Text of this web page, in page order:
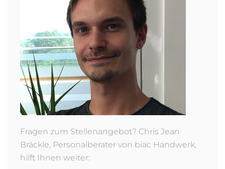
Fragen zum Stellenangebot? Chris Jean
Bräckle, Personalberater von biac Handwerk,
hilft Ihnen weiter: